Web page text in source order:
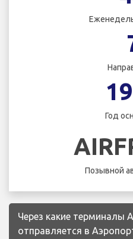
Год
Позывной
Через какие терминалы
отправляется в